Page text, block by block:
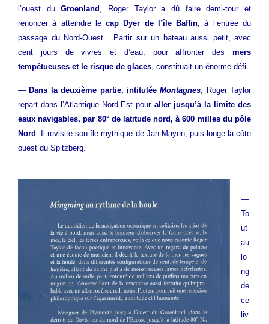
l’ouest duGroenland , Roger Taylor a dû faire demi-tour et
renoncer à atteindre lecap Dyer de l’île Baffin, à l’entrée du
passage du Nord-Ouest . Partir sur un bateau aussi petit, avec
cent jours de vivres et d’eau, pour affronter des mers
tempétueuses et le risque de glaces, constituait un énorme défi.
— Dans la deuxième partie, intituléeMontagnes, Roger Taylor
repart dans l’Atlantique Nord-Est pour aller jusqu’à la limite des
eaux navigables, par 80° de latitude nord, à 600 milles du pôle
Nord . Il revisite son île mythique de Jan Mayen, puis longe la côte
ouest du Spitzberg.
—
To
ut
au
lo
ng
de
ce
liv